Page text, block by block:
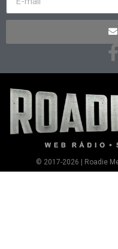
© 2017-2026 | Roadie